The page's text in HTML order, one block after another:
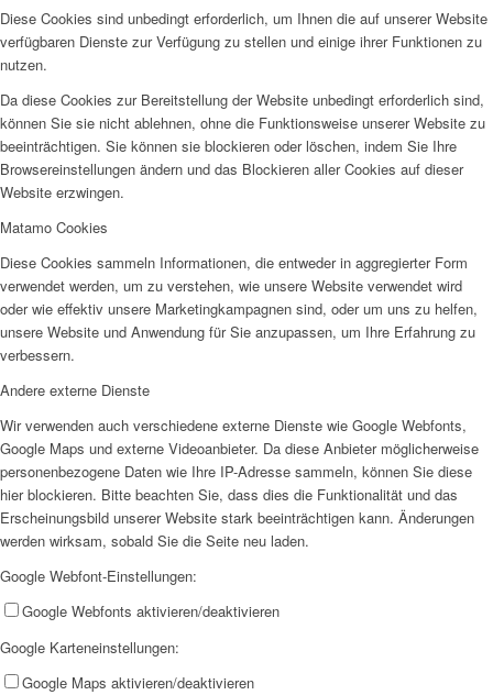
Onlineshop
Menü
Diese Cookies sind unbedingt erforderlich, um Ihnen die auf unserer Website
verfügbaren Dienste zur Verfügung zu stellen und einige ihrer Funktionen zu
nutzen.
Da diese Cookies zur Bereitstellung der Website unbedingt erforderlich sind,
können Sie sie nicht ablehnen, ohne die Funktionsweise unserer Website zu
beeinträchtigen. Sie können sie blockieren oder löschen, indem Sie Ihre
Browsereinstellungen ändern und das Blockieren aller Cookies auf dieser
Website erzwingen.
Matamo Cookies
Diese Cookies sammeln Informationen, die entweder in aggregierter Form
verwendet werden, um zu verstehen, wie unsere Website verwendet wird
oder wie effektiv unsere Marketingkampagnen sind, oder um uns zu helfen,
unsere Website und Anwendung für Sie anzupassen, um Ihre Erfahrung zu
verbessern.
Andere externe Dienste
Wir verwenden auch verschiedene externe Dienste wie Google Webfonts,
Google Maps und externe Videoanbieter. Da diese Anbieter möglicherweise
personenbezogene Daten wie Ihre IP-Adresse sammeln, können Sie diese
hier blockieren. Bitte beachten Sie, dass dies die Funktionalität und das
Erscheinungsbild unserer Website stark beeinträchtigen kann. Änderungen
werden wirksam, sobald Sie die Seite neu laden.
Google Webfont-Einstellungen:
Google Webfonts aktivieren/deaktivieren
Google Karteneinstellungen:
Google Maps aktivieren/deaktivieren